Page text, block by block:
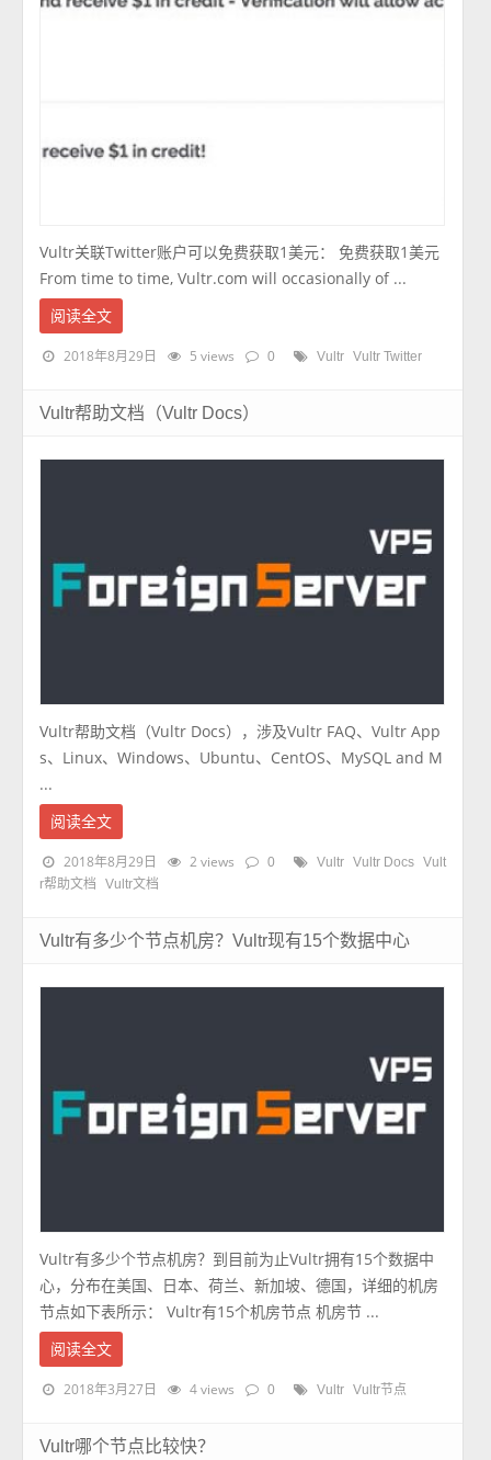
Vultr关联Twitter账户可以免费获取1美元： 免费获取1美元
From time to time, Vultr.com will occasionally of ...
阅读全文
2018年8月29日 5 views 0 Vultr Vultr Twitter
Vultr帮助文档（Vultr Docs）
Vultr帮助文档（Vultr Docs），涉及Vultr FAQ、Vultr App
s、Linux、Windows、Ubuntu、CentOS、MySQL and M
...
阅读全文
2018年8月29日 2 views 0 Vultr Vultr Docs
Vult
r帮助文档
Vultr文档
Vultr有多少个节点机房？Vultr现有15个数据中心
Vultr有多少个节点机房？到目前为止Vultr拥有15个数据中
心，分布在美国、日本、荷兰、新加坡、德国，详细的机房
节点如下表所示： Vultr有15个机房节点 机房节 ...
阅读全文
2018年3月27日 4 views 0 Vultr Vultr节点
Vultr哪个节点比较快？